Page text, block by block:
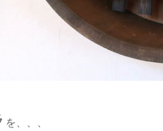
を、、、